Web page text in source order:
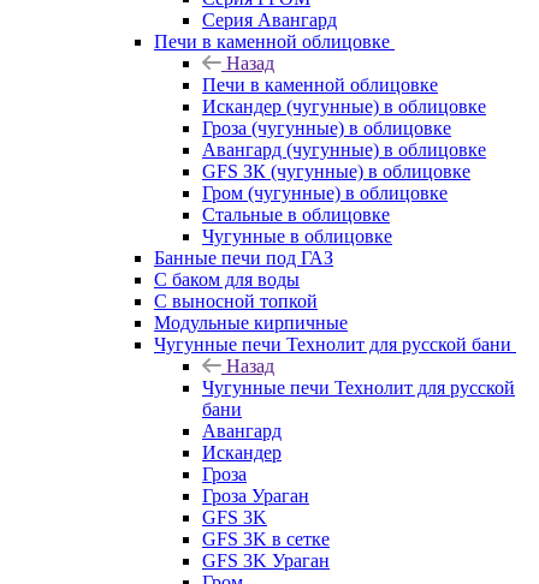
Серия Авангард
Печи в каменной облицовке
Назад
Печи в каменной облицовке
Искандер (чугунные) в облицовке
Гроза (чугунные) в облицовке
Авангард (чугунные) в облицовке
GFS ЗК (чугунные) в облицовке
Гром (чугунные) в облицовке
Стальные в облицовке
Чугунные в облицовке
Банные печи под ГАЗ
С баком для воды
С выносной топкой
Модульные кирпичные
Чугунные печи Технолит для русской бани
Назад
Чугунные печи Технолит для русской
бани
Авангард
Искандер
Гроза
Гроза Ураган
GFS 3K
GFS 3K в сетке
GFS 3K Ураган